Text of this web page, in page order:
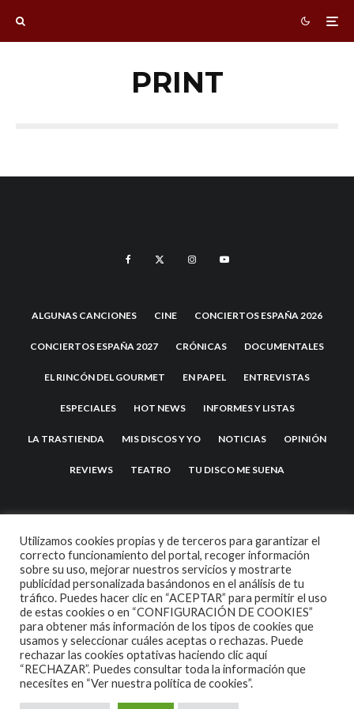
PRINT
ALGUNAS CANCIONES CINE CONCIERTOS ESPAÑA 2026
CONCIERTOS ESPAÑA 2027 CRÓNICAS DOCUMENTALES
EL RINCÓN DEL GOURMET EN PAPEL ENTREVISTAS
ESPECIALES HOT NEWS INFORMES Y LISTAS
LA TRASTIENDA MIS DISCOS Y YO NOTICIAS OPINIÓN
REVIEWS TEATRO TU DISCO ME SUENA
2007 COPYRIGHT -CODETIPITHEME
Utilizamos cookies propias y de terceros para garantizar el
correcto funcionamiento del portal, recoger información
sobre su uso, mejorar nuestros servicios y mostrarte
publicidad personalizada basándonos en el análisis de tu
tráfico. Puedes hacer clic en “ACEPTAR” para permitir el uso
de estas cookies o en “CONFIGURACIÓN DE COOKIES”
para obtener más información de los tipos de cookies que
usamos y seleccionar cuáles aceptas o rechazas. Puede
rechazar las cookies optativas haciendo clic aquí
“RECHAZAR”. Puedes consultar toda la información que
necesites en “Ver nuestra política de cookies”.